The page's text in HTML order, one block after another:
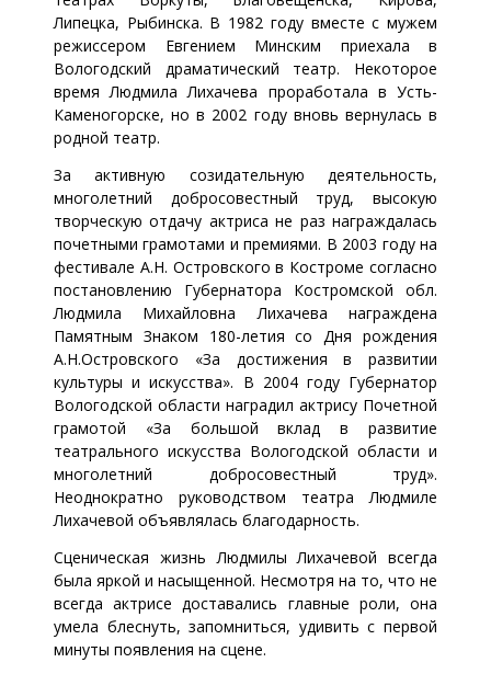
Липецка, Рыбинска. В 1982 году вместе с мужем
режиссером Евгением Минским приехала в
Вологодский драматический театр. Некоторое
время Людмила Лихачева проработала в Усть-
Каменогорске, но в 2002 году вновь вернулась в
родной театр.
За активную созидательную деятельность,
многолетний добросовестный труд, высокую
творческую отдачу актриса не раз награждалась
почетными грамотами и премиями. В 2003 году на
фестивале А.Н. Островского в Костроме согласно
постановлению Губернатора Костромской обл.
Людмила Михайловна Лихачева награждена
Памятным Знаком 180-летия со Дня рождения
А.Н.Островского «За достижения в развитии
культуры и искусства». В 2004 году Губернатор
Вологодской области наградил актрису Почетной
грамотой «За большой вклад в развитие
театрального искусства Вологодской области и
многолетний добросовестный труд».
Неоднократно руководством театра Людмиле
Лихачевой объявлялась благодарность.
Сценическая жизнь Людмилы Лихачевой всегда
была яркой и насыщенной. Несмотря на то, что не
всегда актрисе доставались главные роли, она
умела блеснуть, запомниться, удивить с первой
минуты появления на сцене.